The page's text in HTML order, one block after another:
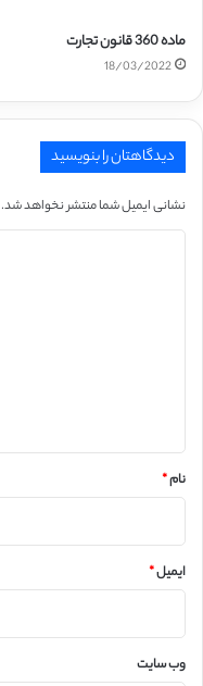
ماده 360 قانون تجارت
18/03/2022
دیدگاهتان را بنویسید
نشانی ایمیل شما منتشر نخواهد شد.
نام*
ایمیل*
وب‌ سایت